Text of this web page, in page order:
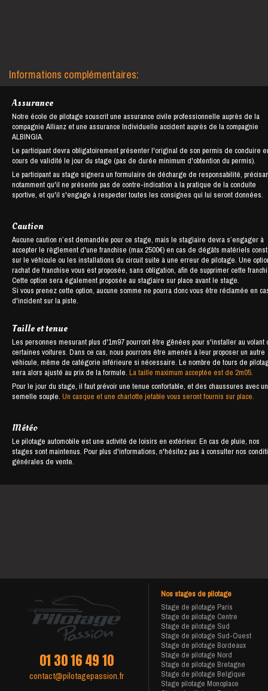
Informations complémentaires:
Assurance
Notre école de pilotage souscrit une assurance civile professionnelle auprès de la
compagnie Allianz et une assurance Individuelle accident auprès de la compagnie
ALBINGIA.
Le participant devra obligatoirement présenter l'original de son permis de conduire
cours de validité le jour du stage (pas de durée minimum d'obtention du permis).
Le participant au stage signera un formulaire de décharge de responsabilité,
notamment qu'il ne présente pas de contre-indication à la pratique de la conduite
sportive, et qu'il s'engage à respecter toutes les consignes qui lui seront données.
Caution
Aucune caution n’est demandée pour ce stage, mais le stagiaire devra s’engager à
accepter le règlement d'une franchise (max 2500€) en cas de dégâts matériels
sur le véhicule ou les installations du circuit suite à une erreur de pilotage. Une
rachat de franchise vous est proposée, sans obligation, afin de supprimer cette
Cette option sera également proposée au stagiaire sur place avant le stage.
Si vous prenez cette option, aucune somme ne pourra donc vous être réclamée en
d'incident sur la piste.
Taille et tenue
Les personnes mesurant plus d'1m97 pourront être gênées pour s'installer au volant
certaines voitures. Dans ce cas, nous pourrons être amenés à leur proposer un autre
véhicule, même de catégorie inférieure si nécessaire. Le nombre de tours de
sera alors ajusté au prix de la formule.La taille maximum acceptée est de 2m05.
Pour le jour du stage, il faut prévoir une tenue confortable, et des chaussures avec
semelle souple.Un casque et une charlotte jetable vous seront fournis sur place.
Météo
Le pilotage automobile est une activité de loisirs en extérieur. En cas de pluie, nos
stages sont maintenus. Pour plus d'informations, n'hésitez pas à consulter nos
générales de vente.
01 30 16 49 10
contact@pilotagepassion.fr
Nos stages de pilotage
Stage de pilotage Paris
Stage de pilotage Centre
Stage de pilotage Sud
Stage de pilotage Sud-Ouest
Stage de pilotage Bordeaux
Stage de pilotage Nord
Stage de pilotage Bretagne
Stage de pilotage Belgique
Stage pilotage Monoplace